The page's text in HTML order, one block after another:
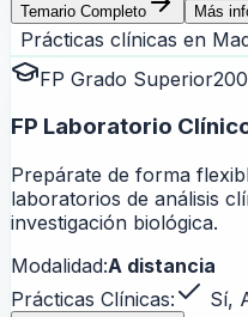
Temario Completo Más
Prácticas clínicas en
FP Grado Superior
FP Laboratorio
Prepárate de forma
laboratorios de análisis
investigación biológica.
Modalidad:A distancia
Prácticas Clínicas:
Sí,